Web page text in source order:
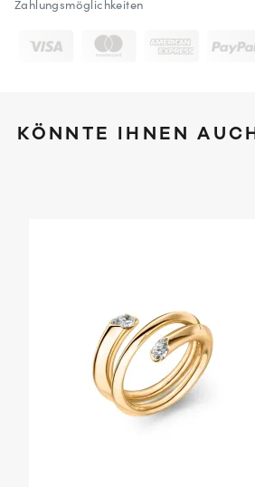
Zahlungsmöglichkeiten
KÖNNTE IHNEN